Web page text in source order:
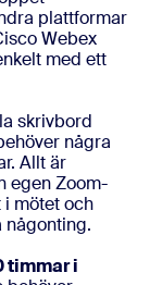
plattformar
Webex
med ett
skrivbord
några
Allt är
egen Zoom-
i mötet och
någonting.
timmar i